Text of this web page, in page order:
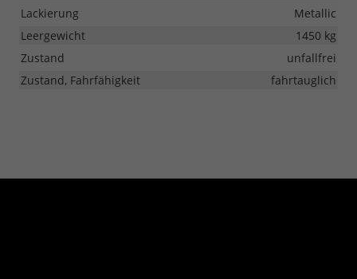
Lackierung
Metallic
Leergewicht
1450 kg
Zustand
unfallfrei
Zustand, Fahrfähigkeit
fahrtauglich